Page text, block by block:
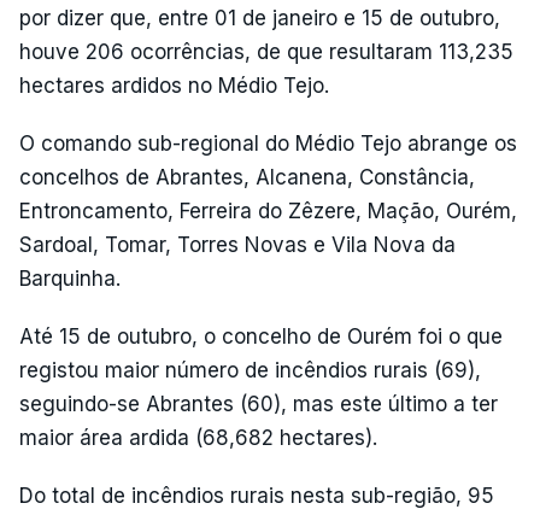
por dizer que, entre 01 de janeiro e 15 de outubro,
houve 206 ocorrências, de que resultaram 113,235
hectares ardidos no Médio Tejo.
O comando sub-regional do Médio Tejo abrange os
concelhos de Abrantes, Alcanena, Constância,
Entroncamento, Ferreira do Zêzere, Mação, Ourém,
Sardoal, Tomar, Torres Novas e Vila Nova da
Barquinha.
Até 15 de outubro, o concelho de Ourém foi o que
registou maior número de incêndios rurais (69),
seguindo-se Abrantes (60), mas este último a ter
maior área ardida (68,682 hectares).
Do total de incêndios rurais nesta sub-região, 95